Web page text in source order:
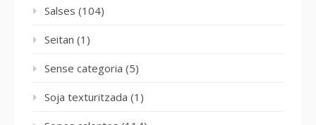
Salses (104)
Seitan (1)
Sense categoria (5)
Soja texturitzada (1)